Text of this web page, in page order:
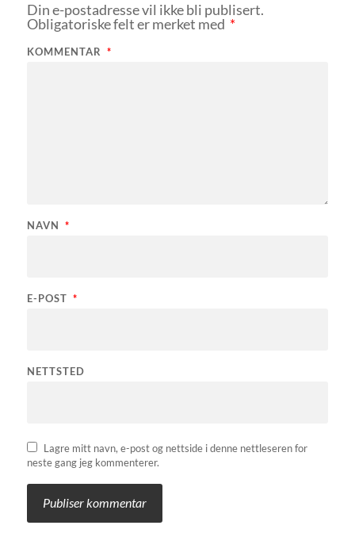
Din e-postadresse vil ikke bli publisert.
Obligatoriske felt er merket med *
KOMMENTAR *
NAVN *
E-POST *
NETTSTED
Lagre mitt navn, e-post og nettside i denne nettleseren for
neste gang jeg kommenterer.